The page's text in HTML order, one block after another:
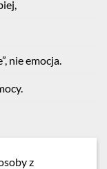
nie emocja.
z